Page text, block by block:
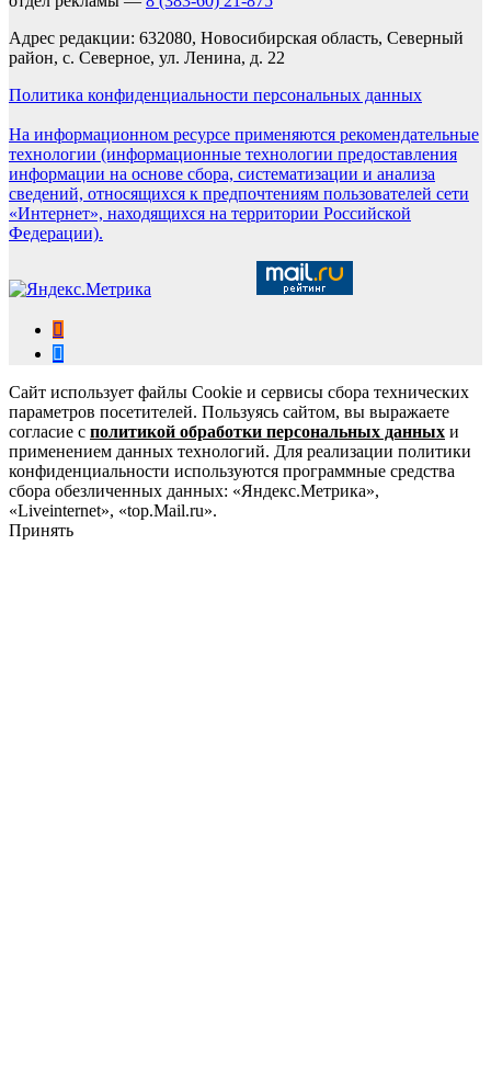
Адрес редакции: 632080, Новосибирская область, Северный
район, с. Северное, ул. Ленина, д. 22
Политика конфиденциальности персональных данных
На информационном ресурсе применяются рекомендательные
технологии (информационные технологии предоставления
информации на основе сбора, систематизации и анализа
сведений, относящихся к предпочтениям пользователей сети
«Интернет», находящихся на территории Российской
Федерации).
Сайт использует файлы Cookie и сервисы сбора технических
параметров посетителей. Пользуясь сайтом, вы выражаете
согласие с политикой обработки персональных данных и
применением данных технологий. Для реализации политики
конфиденциальности используются программные средства
сбора обезличенных данных: «Яндекс.Метрика»,
«Liveinternet», «top.Mail.ru».
Принять